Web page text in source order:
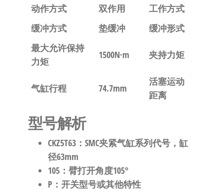
动作方式
双作用
工作方式
缓冲方式
垫缓冲
缓冲形式
最大允许保持
力矩
1500N·m 夹持力矩
气缸行程 74.7mm
活塞运动
距离
型号解析
CKZ5T63：SMC夹紧气缸系列代号，缸
径63mm
105：臂打开角度105°
P ：开关型号或其他特性